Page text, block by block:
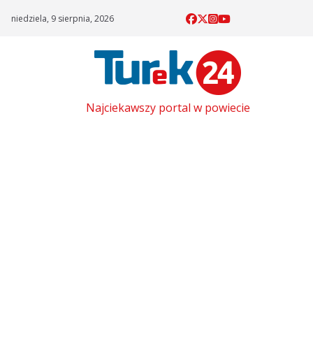
niedziela, 9 sierpnia, 2026
Najciekawszy portal w powiecie